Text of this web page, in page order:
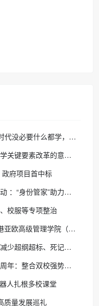
敢于“留白”才是最高级的教育
改革的意见》答记者问
府项目首中标
家”助力数字时代身份认证
校服等专项整治
院（HK AEAIM）全景解析
死记硬背和“机械式刷题”
势资源，推动前沿教育实践
人扎根多校课堂
质量发展巡礼